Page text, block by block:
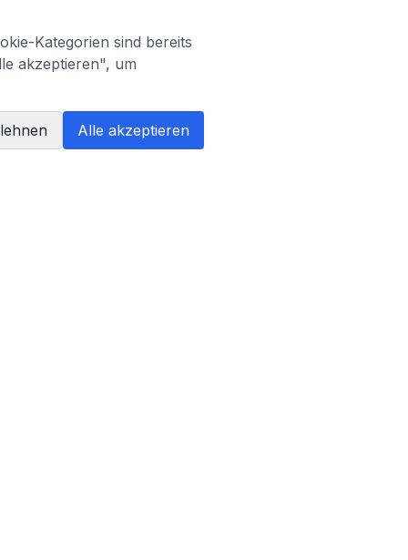
Kategorien sind bereits
akzeptieren", um
Alle akzeptieren